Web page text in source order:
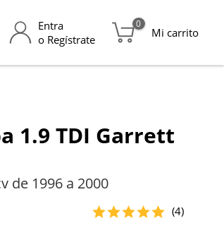
Entra
o Regístrate
0
Mi carrito
1.9 TDI Garrett
de 1996 a 2000
(4)